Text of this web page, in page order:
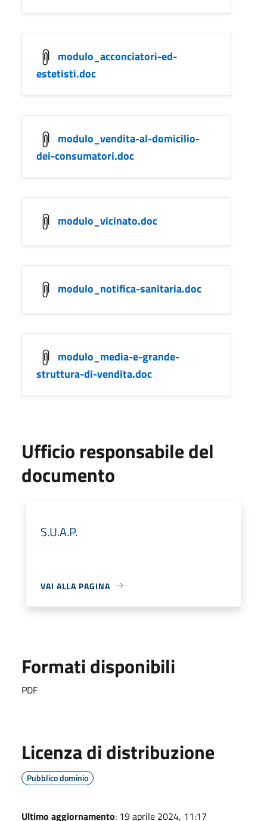
modulo_acconciatori-ed-
estetisti.doc
modulo_vendita-al-domicilio-
dei-consumatori.doc
modulo_vicinato.doc
modulo_notifica-sanitaria.doc
modulo_media-e-grande-
struttura-di-vendita.doc
Ufficio responsabile del
documento
S.U.A.P.
VAI ALLA PAGINA
Formati disponibili
PDF
Licenza di distribuzione
Pubblico dominio
Ultimo aggiornamento: 19 aprile 2024, 11:17